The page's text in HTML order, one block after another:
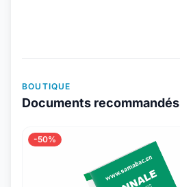
BOUTIQUE
Documents recommandés
-50%